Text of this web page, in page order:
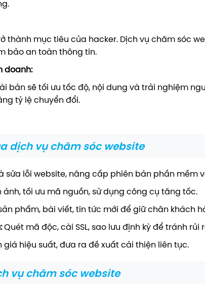
thành mục tiêu của hacker. Dịch vụ chăm sóc
bảo an toàn thông tin.
doanh:
bản sẽ tối ưu tốc độ, nội dung và trải nghiệm
tỷ lệ chuyển đổi.
dịch vụ chăm sóc website
sửa lỗi website, nâng cấp phiên bản phần mềm
ảnh, tối ưu mã nguồn, sử dụng công cụ tăng tốc.
phẩm, bài viết, tin tức mới để giữ chân khách
Quét mã độc, cài SSL, sao lưu định kỳ để tránh rủi
hiệu suất, đưa ra đề xuất cải thiện liên tục.
vụ chăm sóc website